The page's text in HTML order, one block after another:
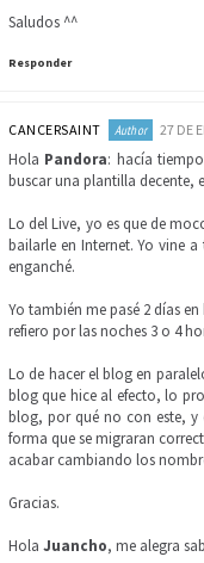
Saludos ^^
Responder
CANCERSAINT 27 DE
Hola Pandora: hacía
buscar una plantilla decente,
Lo del Live, yo es que de
bailarle en Internet. Yo vine
enganché.
Yo también me pasé 2 días
refiero por las noches 3 o 4
Lo de hacer el blog en
blog que hice al efecto, lo
blog, por qué no con este,
forma que se migraran
acabar cambiando los
Gracias.
Hola Juancho, me alegra